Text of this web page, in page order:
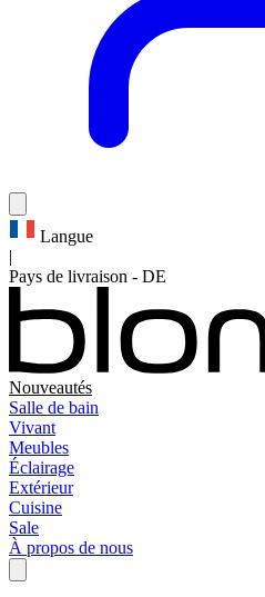
Langue
|
Pays de livraison - DE
Nouveautés
Salle de bain
Vivant
Meubles
Éclairage
Extérieur
Cuisine
Sale
À propos de nous